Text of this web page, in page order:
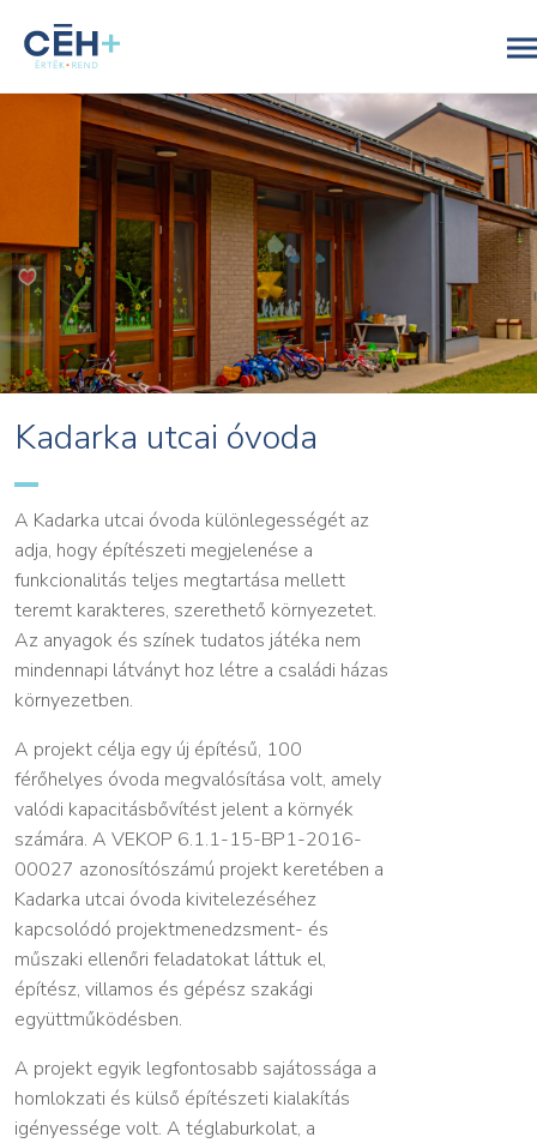
Kadarka utcai óvoda
A Kadarka utcai óvoda különlegességét az
adja, hogy építészeti megjelenése a
funkcionalitás teljes megtartása mellett
teremt karakteres, szerethető környezetet.
Az anyagok és színek tudatos játéka nem
mindennapi látványt hoz létre a családi házas
környezetben.
A projekt célja egy új építésű, 100
férőhelyes óvoda megvalósítása volt, amely
valódi kapacitásbővítést jelent a környék
számára. A VEKOP 6.1.1-15-BP1-2016-
00027 azonosítószámú projekt keretében a
Kadarka utcai óvoda kivitelezéséhez
kapcsolódó projektmenedzsment- és
műszaki ellenőri feladatokat láttuk el,
építész, villamos és gépész szakági
együttműködésben.
A projekt egyik legfontosabb sajátossága a
homlokzati és külső építészeti kialakítás
igényessége volt. A téglaburkolat, a